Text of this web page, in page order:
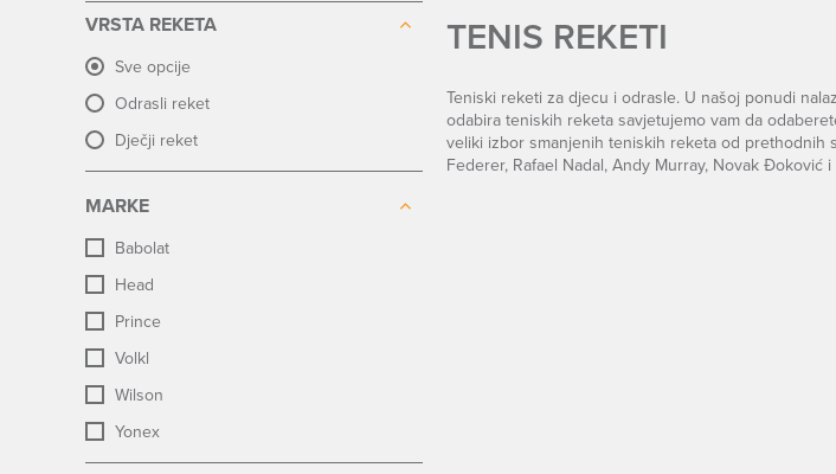
VRSTA REKETA
Sve opcije
Odrasli reket
Dječji reket
MARKE
Babolat
Head
Prince
Volkl
Wilson
Yonex
TENIS REKETI
Teniski reketi za djecu i odrasle. U našoj ponudi
odabira teniskih reketa savjetujemo vam da
veliki izbor smanjenih teniskih reketa od prethodnih
Federer, Rafael Nadal, Andy Murray, Novak Đoković